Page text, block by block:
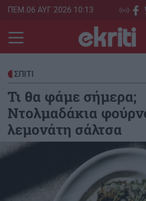
Skip
main
content
ΠΕΜ.06 ΑΥΓ 2026 10:13
ΣΠΙΤΙ
Τι θα φάμε σήμερα;
Ντολμαδάκια
λεμονάτη σάλτσα